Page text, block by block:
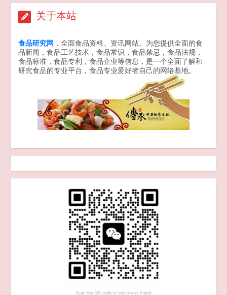
2025-09-25
关于本站
食品研究网 ，全面食品资料、资讯网站。为您提供全面的食
品新闻，食品工艺技术，食品常识，食品禁忌，食品法规，
食品标准，食品专利，食品企业等信息，是一个全面了解和
研究食品的专业平台，食品专业爱好者自己的网络基地。